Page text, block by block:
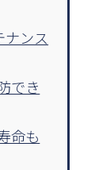
ンス
でき
命も